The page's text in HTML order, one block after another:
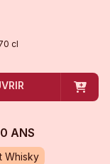
cl
ANS
Whisky